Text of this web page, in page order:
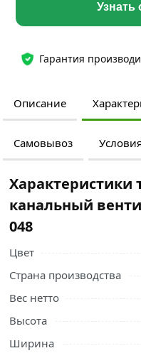
Гарантия
Узнать
Описание
Самовывоз
Характеристики
канальный
048
Цвет
Страна производства
Вес нетто
Высота
Ширина